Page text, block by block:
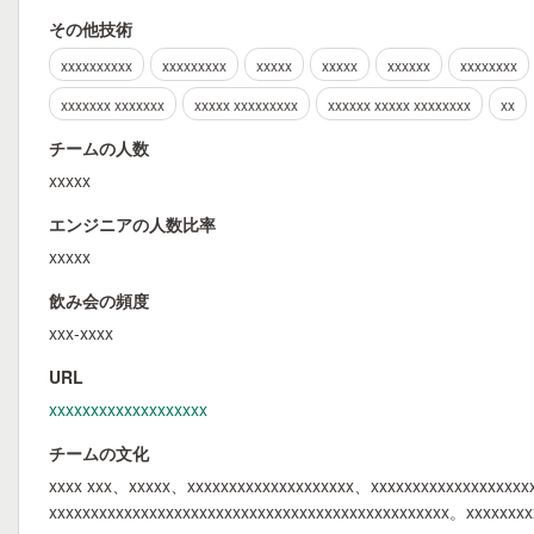
その他技術
xxxxxxxxxx xxxxxxxxx xxxxx xxxxx xxxxxx xxxxxxxx
xxxxxxx xxxxxxx
xxxxx xxxxxxxxx xxxxxx xxxxx xxxxxxxx xx
チームの人数
xxxxx
エンジニアの人数比率
xxxxx
飲み会の頻度
xxx-xxxx
URL
xxxxxxxxxxxxxxxxxxx
チームの文化
xxxx xxx、xxxxx、xxxxxxxxxxxxxxxxxxxx、
xxxxxxxxxxxxxxxxxxxxxxxxxxxxxxxxxxxxxxxxxxxxxxxx。